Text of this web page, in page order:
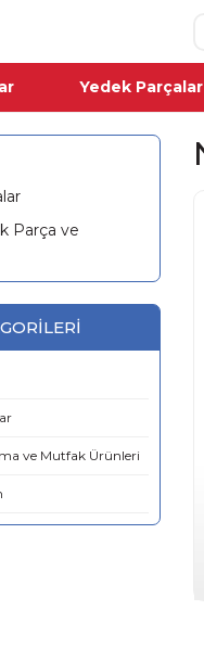
Yedek Parçalar
Parça ve
ve Mutfak Ürünleri